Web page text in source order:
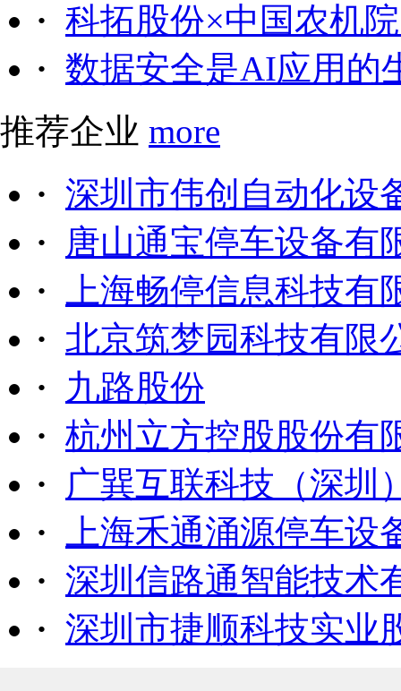
· 科拓股份×中国农机
· 数据安全是AI应用的
推荐企业 more
· 深圳市伟创自动化设
·
唐山通宝停车设备有
·
上海畅停信息科技有
· 北京筑梦园科技有限
·
九路股份
· 杭州立方控股股份有
·
广巽互联科技（深圳
·
上海禾通涌源停车设
· 深圳信路通智能技术
· 深圳市捷顺科技实业